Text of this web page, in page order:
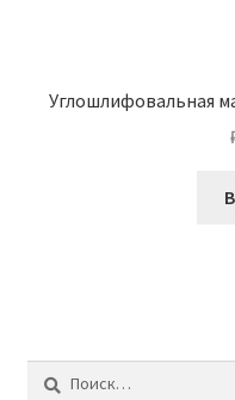
Углошлифовальная
Найти: